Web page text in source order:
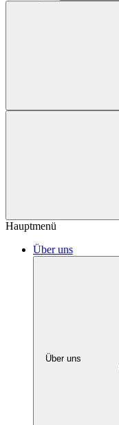
Hauptmenü
Über uns
Über uns